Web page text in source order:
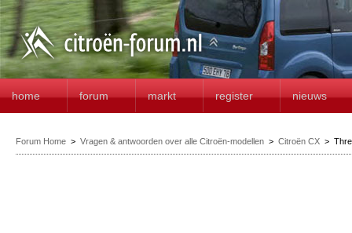
home forum markt register nieuws
Forum Home > Vragen & antwoorden over alle Citroën-modellen > Citroën CX >